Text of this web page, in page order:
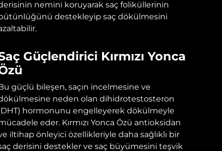
nemini koruyarak saç foliküllerinin
destekleyip saç dökülmesini
Güçlendirici Kırmızı Yonca
güçlü bileşen, saçın incelmesine ve
neden olan dihidrotestosteron
hormonunu engelleyerek dökülmeyle
eder. Kırmızı Yonca Özü antioksidan
iltihap önleyici özellikleriyle daha sağlıklı bir
derisini destekler ve saç büyümesini teşvik